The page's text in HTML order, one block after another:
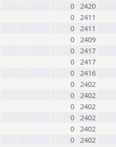
0 2420
0 2411
0 2411
0 2409
0 2417
0 2417
0 2416
0 2402
0 2402
0 2402
0 2402
0 2402
0 2402